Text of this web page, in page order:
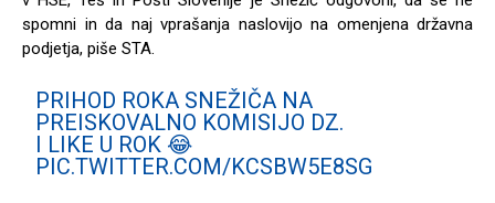
spomni in da naj vprašanja naslovijo na omenjena državna
podjetja, piše STA.
PRIHOD ROKA SNEŽIČA NA
PREISKOVALNO KOMISIJO DZ.
I LIKE U ROK 😂
PIC.TWITTER.COM/KCSBW5E8SG